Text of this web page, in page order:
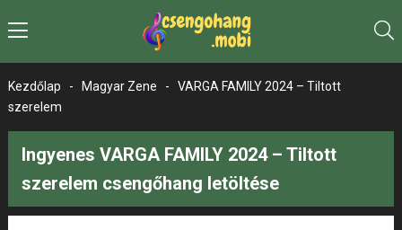
Kezdőlap - Magyar Zene -
VARGA FAMILY 2024 – Tiltott
szerelem
Ingyenes VARGA FAMILY 2024 – Tiltott
szerelem csengőhang letöltése